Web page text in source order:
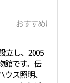
おすすめ周辺
立し、2005
館です。伝
ス照明、